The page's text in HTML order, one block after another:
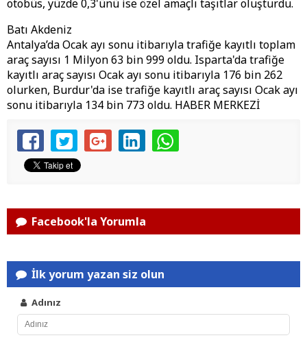
otobüs, yüzde 0,3'ünü ise özel amaçlı taşıtlar oluşturdu.
Batı Akdeniz
Antalya’da Ocak ayı sonu itibarıyla trafiğe kayıtlı toplam
araç sayısı 1 Milyon 63 bin 999 oldu. Isparta'da trafiğe
kayıtlı araç sayısı Ocak ayı sonu itibarıyla 176 bin 262
olurken, Burdur'da ise trafiğe kayıtlı araç sayısı Ocak ayı
sonu itibarıyla 134 bin 773 oldu. HABER MERKEZİ
Facebook'la Yorumla
İlk yorum yazan siz olun
Adınız